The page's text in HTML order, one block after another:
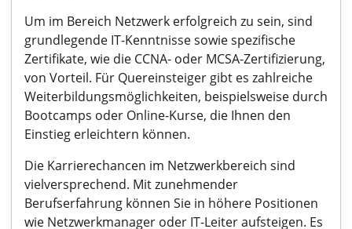
Um im Bereich Netzwerk erfolgreich zu sein, sind
grundlegende IT-Kenntnisse sowie spezifische
Zertifikate, wie die CCNA- oder MCSA-Zertifizierung,
von Vorteil. Für Quereinsteiger gibt es zahlreiche
Weiterbildungsmöglichkeiten, beispielsweise durch
Bootcamps oder Online-Kurse, die Ihnen den
Einstieg erleichtern können.
Die Karrierechancen im Netzwerkbereich sind
vielversprechend. Mit zunehmender
Berufserfahrung können Sie in höhere Positionen
wie Netzwerkmanager oder IT-Leiter aufsteigen. Es